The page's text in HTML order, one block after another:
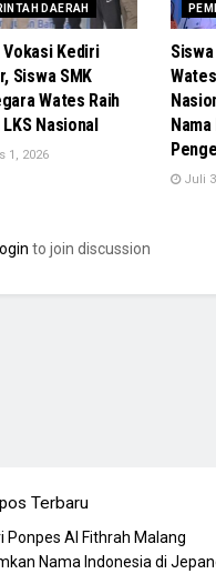
DAERAH
Kediri
Siswa SMK
Wates Raih
LKS Nasional
1, 2026
Juli
login to join discussion
Terbaru
Ponpes Al Fithrah Malang
Nama Indonesia di